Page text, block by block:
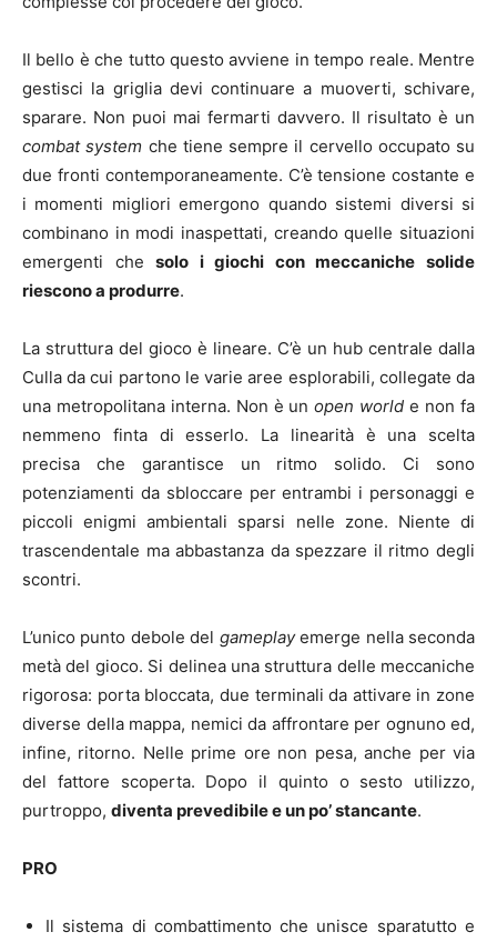
Il bello è che tutto questo avviene in tempo reale. Mentre
gestisci la griglia devi continuare a muoverti, schivare,
sparare. Non puoi mai fermarti davvero. Il risultato è un
combat system che tiene sempre il cervello occupato su
due fronti contemporaneamente. C’è tensione costante e
i momenti migliori emergono quando sistemi diversi si
combinano in modi inaspettati, creando quelle situazioni
emergenti chesolo i giochi con meccaniche solide
riescono a produrre.
La struttura del gioco è lineare. C’è un hub centrale dalla
Culla da cui partono le varie aree esplorabili, collegate da
una metropolitana interna. Non è unopen world e non fa
nemmeno finta di esserlo. La linearità è una scelta
precisa che garantisce un ritmo solido. Ci sono
potenziamenti da sbloccare per entrambi i personaggi e
piccoli enigmi ambientali sparsi nelle zone. Niente di
trascendentale ma abbastanza da spezzare il ritmo degli
scontri.
L’unico punto debole del gameplayemerge nella seconda
metà del gioco. Si delinea una struttura delle meccaniche
rigorosa: porta bloccata, due terminali da attivare in zone
diverse della mappa, nemici da affrontare per ognuno ed,
infine, ritorno. Nelle prime ore non pesa, anche per via
del fattore scoperta. Dopo il quinto o sesto utilizzo,
purtroppo, diventa prevedibile e un po’ stancante.
PRO
Il sistema di combattimento che unisce sparatutto e